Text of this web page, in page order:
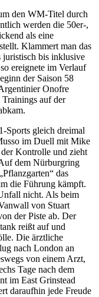
den WM-Titel durch
werden die 50er-,
als eine
Klammert man das
juristisch bis inklusive
ereignete im Verlauf
der Saison 58
Onofre
auf der
Sports gleich dreimal
im Duell mit Mike
Kontrolle und zieht
dem Nürburgring
das
die Führung kämpft.
nicht. Als beim
von Stuart
der Piste ab. Der
reißt auf und
Die ärztliche
nach London an
von einem Arzt,
Tage nach dem
im East Grinstead
daraufhin jede Freude